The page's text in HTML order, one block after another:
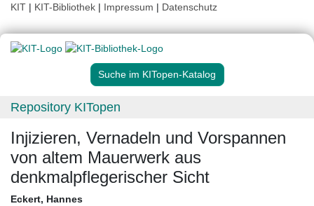
KIT | KIT-Bibliothek | Impressum | Datenschutz
Suche im KITopen-Katalog
Repository KITopen
Injizieren, Vernadeln und Vorspannen
von altem Mauerwerk aus
denkmalpflegerischer Sicht
Eckert, Hannes